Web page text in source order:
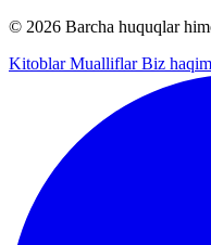
© 2026 Barcha huquqlar
KitoblarMualliflarBiz